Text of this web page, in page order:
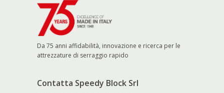
Da 75 anni affidabilità, innovazione e ricerca per le
attrezzature di serraggio rapido
Contatta Speedy Block Srl